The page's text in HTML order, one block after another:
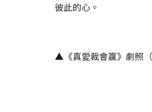
彼此的心。
▲《真愛裁會贏》劇照（